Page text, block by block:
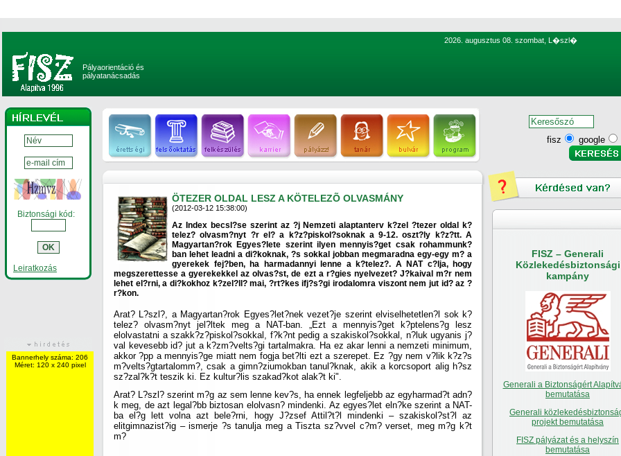
2026. augusztus 08. szombat, L�szl�
Pályaorientáció és
pályatanácsadás
Biztonsági kód:
Leiratkozás
Bannerhely száma: 206
Méret: 120 x 240 pixel
ÖTEZER OLDAL LESZ A KÖTELEZÕ OLVASMÁNY
(2012-03-12 15:38:00)
Az Index becsl?se szerint az ?j Nemzeti alaptanterv k?zel ?tezer oldal k?
telez? olvasm?nyt ?r el? a k?z?piskol?soknak a 9-12. oszt?ly k?z?tt. A
Magyartan?rok Egyes?lete szerint ilyen mennyis?get csak rohammunk?
ban lehet leadni a di?koknak, ?s sokkal jobban megmaradna egy-egy m? a
gyerekek fej?ben, ha harmadannyi lenne a k?telez?. A NAT c?lja, hogy
megszerettesse a gyerekekkel az olvas?st, de ezt a r?gies nyelvezet? J?kaival m?r nem
lehet el?rni, a di?kokhoz k?zel?ll? mai, ?rt?kes ifj?s?gi irodalomra viszont nem jut id? az ?
r?kon.
Arat? L?szl?, a Magyartan?rok Egyes?let?nek vezet?je szerint elviselhetetlen?l sok k?
telez? olvasm?nyt jel?ltek meg a NAT-ban. „Ezt a mennyis?get k?ptelens?g lesz
elolvastatni a szakk?z?piskol?sokkal, f?k?nt pedig a szakiskol?sokkal, n?luk ugyanis j?
val kevesebb id? jut a k?zm?velts?gi tartalmakra. Ha ez akar lenni a nemzeti minimum,
akkor ?pp a mennyis?ge miatt nem fogja bet?lti ezt a szerepet. Ez ?gy nem v?lik k?z?s
m?velts?gtartalomm?, csak a gimn?ziumokban tanul?knak, akik a korcsoport alig h?sz
sz?zal?k?t teszik ki. Ez kultur?lis szakad?kot alak?t ki".
Arat? L?szl? szerint m?g az sem lenne kev?s, ha ennek legfeljebb az egyharmad?t adn?
k meg, de azt legal?bb biztosan elolvasn? mindenki. Az egyes?let eln?ke szerint a NAT-
ba el?g lett volna azt bele?rni, hogy J?zsef Attil?t?l mindenki – szakiskol?st?l az
elitgimnazist?ig – ismerje ?s tanulja meg a Tiszta sz?vvel c?m? verset, meg m?g k?t
m?
fisz google
FISZ – Generali
Közlekedésbiztonsági
kampány
Generali a Biztonságért
bemutatása
Generali
projekt bemutatása
FISZ pályázat és a helyszín
bemutatása